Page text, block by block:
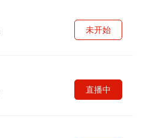
未开始
直播中